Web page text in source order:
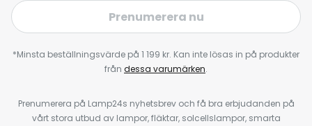
Prenumerera nu
*Minsta beställningsvärde på 1 199 kr. Kan inte lösas in på produkter
från dessa varumärken.
Prenumerera på Lamp24s nyhetsbrev och få bra erbjudanden på
vårt stora utbud av lampor, fläktar, solcellslampor, smarta